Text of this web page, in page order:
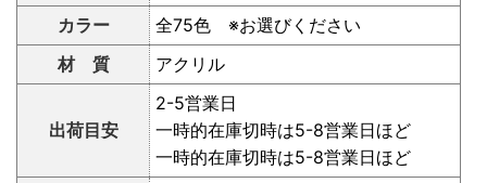
カラー
全75色 ※お選びください
材 質
アクリル
出荷目安
2-5営業日
一時的在庫切時は5-8営業日ほど
一時的在庫切時は5-8営業日ほど